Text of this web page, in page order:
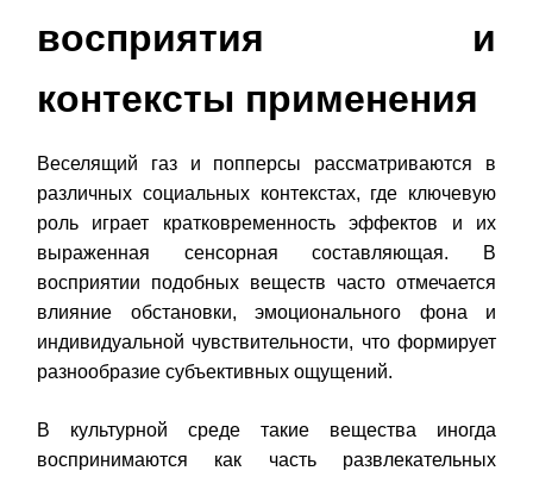
восприятия и
контексты применения
Веселящий газ и попперсы рассматриваются в
различных социальных контекстах, где ключевую
роль играет кратковременность эффектов и их
выраженная сенсорная составляющая. В
восприятии подобных веществ часто отмечается
влияние обстановки, эмоционального фона и
индивидуальной чувствительности, что формирует
разнообразие субъективных ощущений.
В культурной среде такие вещества иногда
воспринимаются как часть развлекательных